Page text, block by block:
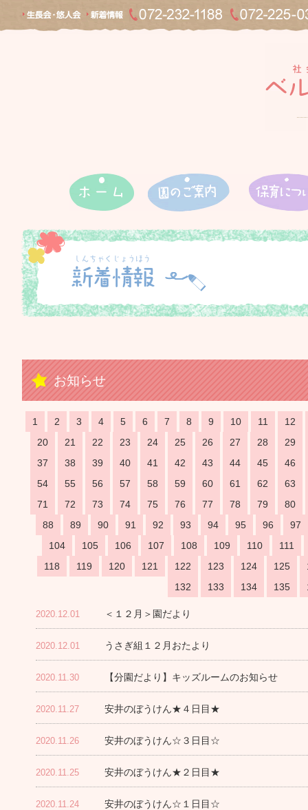
お知らせ
1 2 3 4 5 6 7 8 9 10 11
12
20
21 22 23 24 25 26 27 28
29
37
38 39 40 41 42 43 44 45
46
54
55 56 57 58 59 60 61 62
63
71
72 73 74 75 76 77 78 79
80
88
89 90 91 92 93 94 95 96
97
104
105 106 107 108 109 110
111
118
119 120 121 122 123 124 125
132
133 134 135
2020.12.01 ＜１２月＞園だより
2020.12.01 うさぎ組１２月おたより
2020.11.30 【分園だより】キッズルームのお知らせ
2020.11.27 安井のぼうけん★４日目★
2020.11.26 安井のぼうけん☆３日目☆
2020.11.25 安井のぼうけん★２日目★
2020.11.24 安井のぼうけん☆１日目☆